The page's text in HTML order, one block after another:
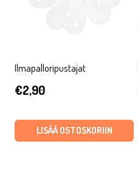
Ilmapalloripustajat
€2,90
LISÄÄ OSTOSKORIIN